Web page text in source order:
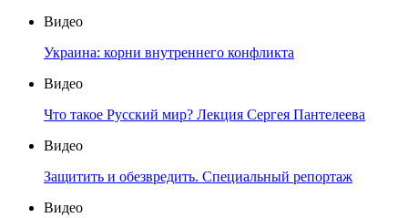
Видео
Украина: корни внутреннего конфликта
Видео
Что такое Русский мир? Лекция Сергея Пантелеева
Видео
Защитить и обезвредить. Специальный репортаж
Видео